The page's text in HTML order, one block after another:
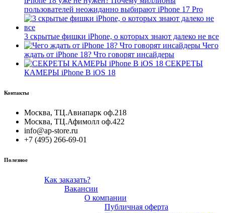
пользователей неожиданно выбирают iPhone 17 Pro
3 скрытые фишки iPhone, о которых знают далеко не все
Чего
ждать от iPhone 18? Что говорят инсайдеры
СЕКРЕТЫ
КАМЕРЫ iPhone В iOS 18
Контакты
Москва, ТЦ.Авиапарк оф.218
Москва, ТЦ.Афимолл оф.422
info@ap-store.ru
+7 (495) 266-69-01
Полезное
Как заказать?
Вакансии
О компании
Публичная оферта